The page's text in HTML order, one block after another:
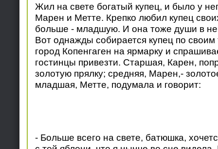
Жил на свете богатый купец, и было у
Марен и Метте. Крепко любил купец
больше - младшую. И она тоже души в
Вот однажды собирается купец по
город Копенгаген на ярмарку и
гостинцы привезти. Старшая, Карен,
золотую прялку; средняя, Марен,-
младшая, Метте, подумала и говорит:
- Больше всего на свете, батюшка,